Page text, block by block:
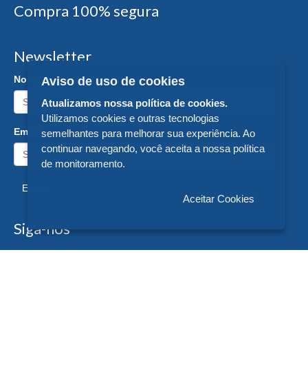
Compra 100% segura
Newsletter
Nome:
Email:
Enviar
Siga-nos
Aviso de uso de cookies
Atualizamos nossa política de cookies.
Utilizamos cookies e outras tecnologias
semelhantes para melhorar sua experiência. Ao
continuar navegando, você aceita a nossa política
de monitoramento.
Aceitar Cookies